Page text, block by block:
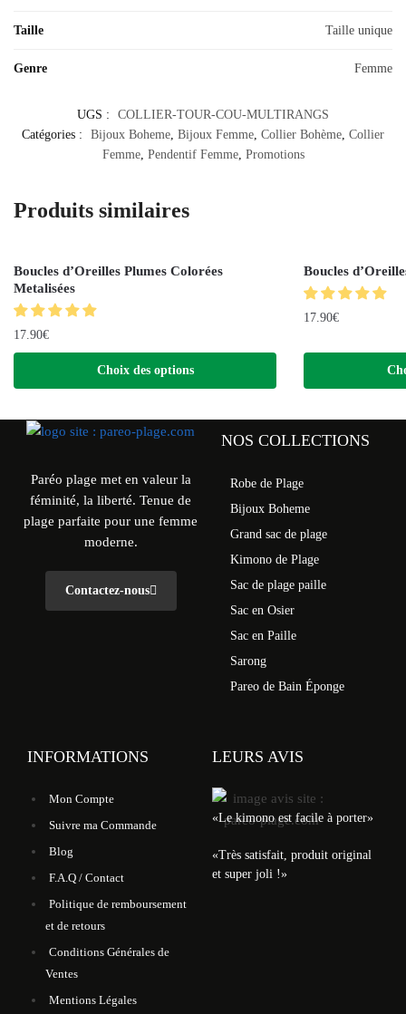
Taille Taille unique
Genre Femme
UGS :
COLLIER-TOUR-COU-MULTIRANGS
Catégories :
Bijoux Boheme Bijoux Femme Collier Bohème Collier
Femme, Pendentif Femme, Promotions
Produits similaires
Boucles d’Oreilles Plumes Colorées
Metalisées
17.90€
Choix des options
Boucles
17.90€
Paréo plage met en valeur la
féminité, la liberté. Tenue de
plage parfaite pour une femme
moderne.
Contactez-nous
NOS COLLECTIONS
Robe de Plage
Bijoux Boheme
Grand sac de plage
Kimono de Plage
Sac de plage paille
Sac en Osier
Sac en Paille
Sarong
Pareo de Bain Éponge
INFORMATIONS
Mon Compte
Suivre ma Commande
Blog
F.A.Q / Contact
Politique de remboursement
et de retours
Conditions Générales de
Ventes
Mentions Légales
LEURS AVIS
«Le kimono est facile à porter»
«Très satisfait, produit original
et super joli !»